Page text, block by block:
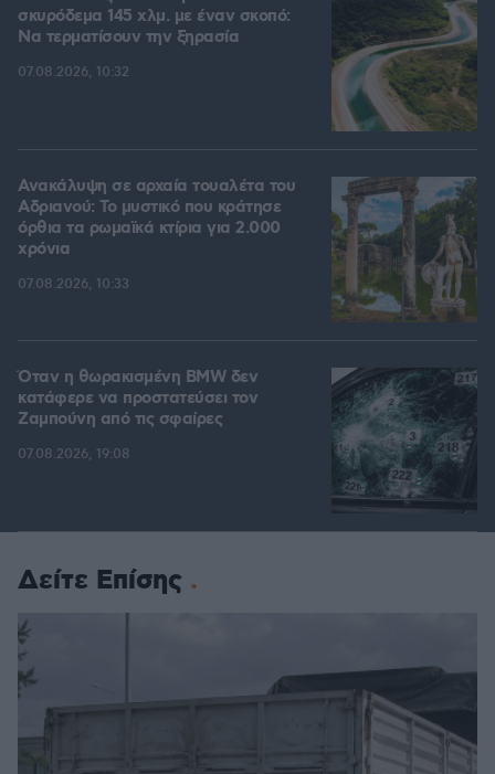
σκυρόδεμα 145 χλμ. με έναν σκοπό:
Να τερματίσουν την ξηρασία
07.08.2026, 10:32
Ανακάλυψη σε αρχαία τουαλέτα του
Αδριανού: Το μυστικό που κράτησε
όρθια τα ρωμαϊκά κτίρια για 2.000
χρόνια
07.08.2026, 10:33
Όταν η θωρακισμένη BMW δεν
κατάφερε να προστατεύσει τον
Ζαμπούνη από τις σφαίρες
07.08.2026, 19:08
Δείτε Επίσης